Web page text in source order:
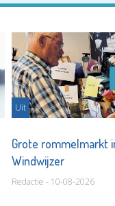
Uit
Grote rommelmarkt
Windwijzer
Redactie - 10-08-2026